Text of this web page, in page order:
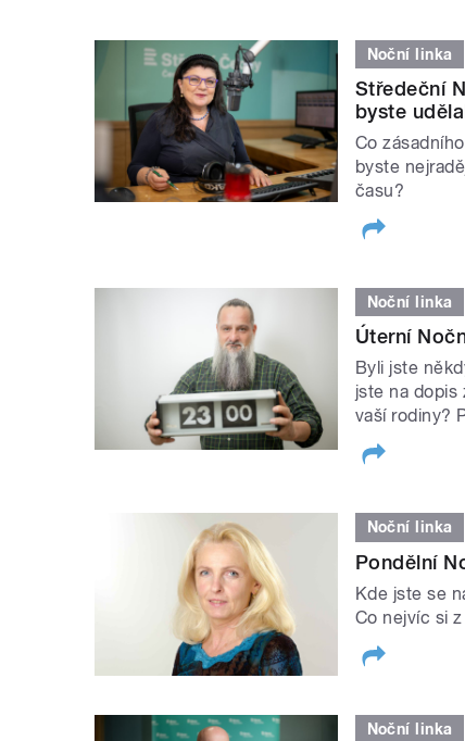
Noční linka
Středeční
byste
Co
byste
času?
Noční linka
Úterní
Byli jste
jste na dopis
vaší rodiny?
Noční linka
Pondělní
Kde jste se
Co nejvíc si
Noční linka